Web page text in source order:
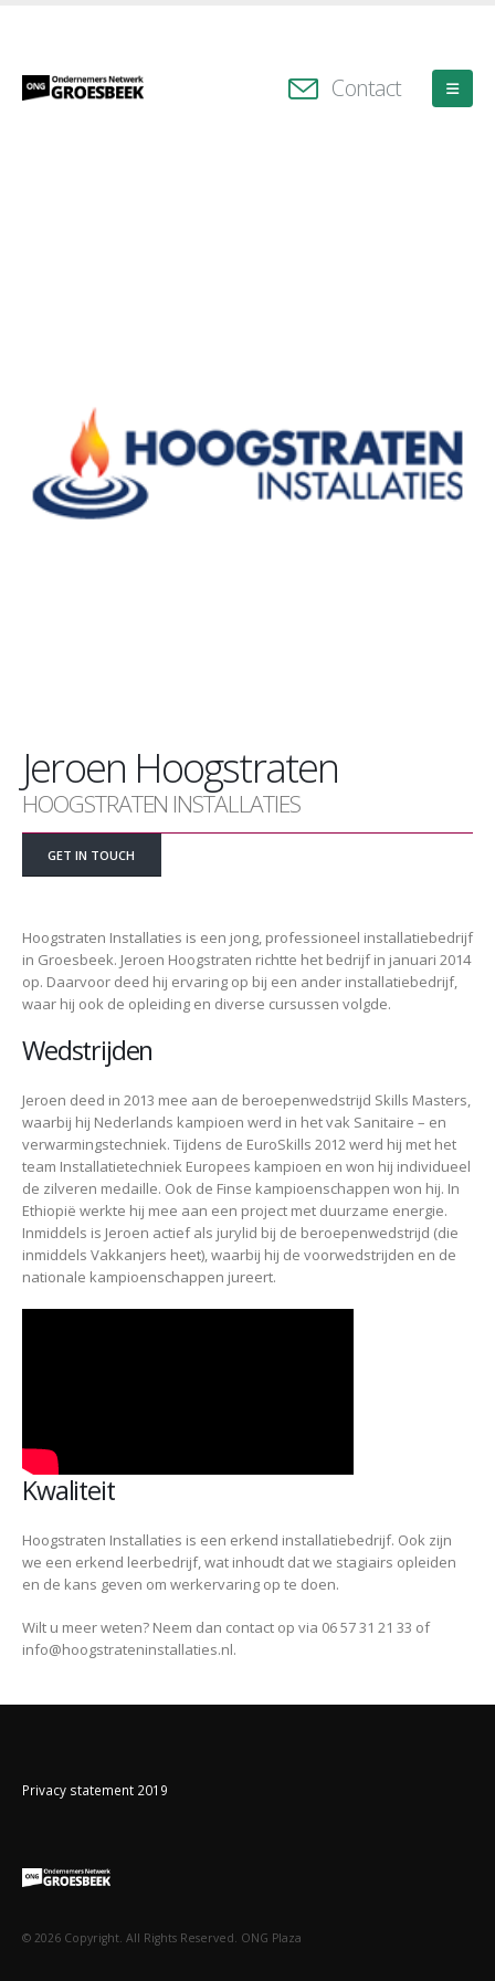
Contact
Jeroen Hoogstraten
HOOGSTRATEN INSTALLATIES
GET IN TOUCH
Hoogstraten Installaties is een jong, professioneel installatiebedrijf
in Groesbeek. Jeroen Hoogstraten richtte het bedrijf in januari 2014
op. Daarvoor deed hij ervaring op bij een ander installatiebedrijf,
waar hij ook de opleiding en diverse cursussen volgde.
Wedstrijden
Jeroen deed in 2013 mee aan de beroepenwedstrijd Skills Masters,
waarbij hij Nederlands kampioen werd in het vak Sanitaire – en
verwarmingstechniek. Tijdens de EuroSkills 2012 werd hij met het
team Installatietechniek Europees kampioen en won hij individueel
de zilveren medaille. Ook de Finse kampioenschappen won hij. In
Ethiopië werkte hij mee aan een project met duurzame energie.
Inmiddels is Jeroen actief als jurylid bij de beroepenwedstrijd (die
inmiddels Vakkanjers heet), waarbij hij de voorwedstrijden en de
nationale kampioenschappen jureert.
Kwaliteit
Hoogstraten Installaties is een erkend installatiebedrijf. Ook zijn
we een erkend leerbedrijf, wat inhoudt dat we stagiairs opleiden
en de kans geven om werkervaring op te doen.
Wilt u meer weten? Neem dan contact op via 06 57 31 21 33 of
info@hoogstrateninstallaties.nl.
Privacy statement 2019
© 2026 Copyright. All Rights Reserved. ONG Plaza